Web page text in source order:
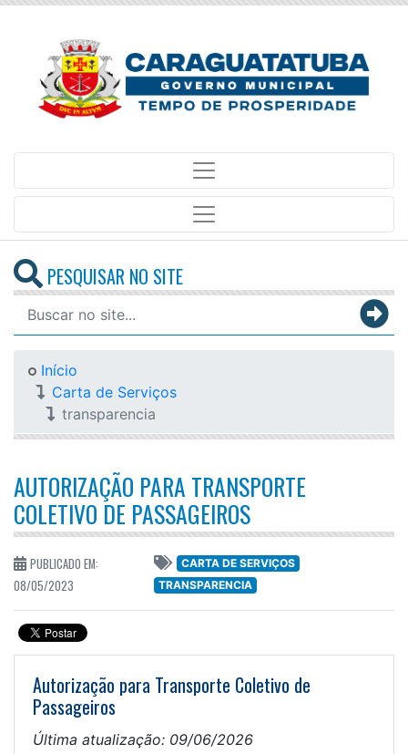
PESQUISAR NO SITE
Início
Carta de Serviços
transparencia
AUTORIZAÇÃO PARA TRANSPORTE
COLETIVO DE PASSAGEIROS
PUBLICADO EM:
08/05/2023
CARTA DE SERVIÇOS
TRANSPARENCIA
Autorização para Transporte Coletivo de
Passageiros
Última atualização: 09/06/2026